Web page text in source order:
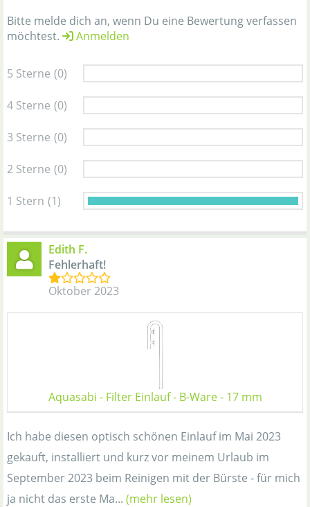
Bitte melde dich an, wenn Du eine Bewertung verfassen
möchtest.
Anmelden
5 Sterne (0)
4 Sterne (0)
3 Sterne (0)
2 Sterne (0)
1 Stern (1)
Edith F.
Fehlerhaft!
Oktober 2023
Aquasabi - Filter Einlauf - B-Ware - 17 mm
Ich habe diesen optisch schönen Einlauf im Mai 2023
gekauft, installiert und kurz vor meinem Urlaub im
September 2023 beim Reinigen mit der Bürste - für mich
ja nicht das erste Ma... (mehr lesen)